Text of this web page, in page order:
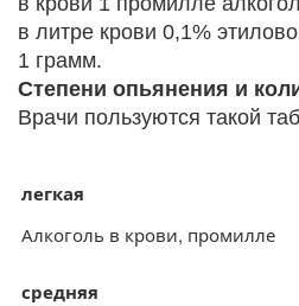
в литре крови 0,1%
1 грамм.
Степени опьянения и
Врачи пользуются такой
легкая
Алкоголь в крови, промилле
средняя